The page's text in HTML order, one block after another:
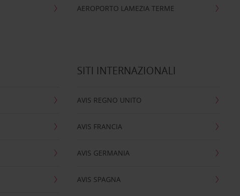
AEROPORTO LAMEZIA TERME
SITI INTERNAZIONALI
AVIS REGNO UNITO
AVIS FRANCIA
AVIS GERMANIA
AVIS SPAGNA